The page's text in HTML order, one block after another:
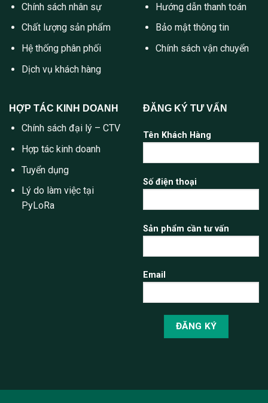
Chính sách nhân sự
Chất lượng sản phẩm
Hệ thống phân phối
Dịch vụ khách hàng
Hướng dẫn thanh toán
Bảo mật thông tin
Chính sách vận chuyển
HỢP TÁC KINH DOANH
Chính sách đại lý – CTV
Hợp tác kinh doanh
Tuyển dụng
Lý do làm việc tại
PyLoRa
ĐĂNG KÝ TƯ VẤN
Tên Khách Hàng
Số điện thoại
Sản phẩm cần tư vấn
Email